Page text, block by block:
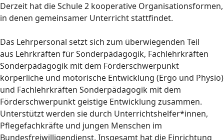
Derzeit hat die Schule 2 kooperative Organisationsformen,
in denen gemeinsamer Unterricht stattfindet.
Das Lehrpersonal setzt sich zum überwiegenden Teil
aus Lehrkräften für Sonderpädagogik, Fachlehrkräften
Sonderpädagogik mit dem Förderschwerpunkt
körperliche und motorische Entwicklung (Ergo und Physio)
und Fachlehrkräften Sonderpädagogik mit dem
Förderschwerpunkt geistige Entwicklung zusammen.
Unterstützt werden sie durch Unterrichtshelfer*innen,
Pflegefachkräfte und jungen Menschen im
Bundesfreiwilligendienst. Insgesamt hat die Einrichtung